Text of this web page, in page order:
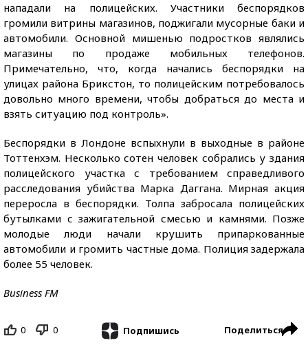
нападали на полицейских. Участники беспорядков
громили витрины магазинов, поджигали мусорные баки и
автомобили. Основной мишенью подростков являлись
магазины по продаже мобильных телефонов.
Примечательно, что, когда начались беспорядки на
улицах района Брикстон, то полицейским потребовалось
довольно много времени, чтобы добраться до места и
взять ситуацию под контроль».
Беспорядки в Лондоне вспыхнули в выходные в районе
Тоттенхэм. Несколько сотен человек собрались у здания
полицейского участка с требованием справедливого
расследования убийства Марка Даггана. Мирная акция
переросла в беспорядки. Толпа забросала полицейских
бутылками с зажигательной смесью и камнями. Позже
молодые люди начали крушить припаркованные
автомобили и громить частные дома. Полиция задержала
более 55 человек.
Business FM
0 0 Подпишись Поделиться